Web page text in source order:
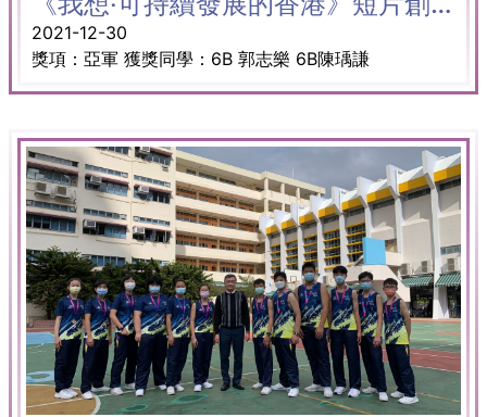
2021-12-30
獎項：亞軍 獲獎同學：6B 郭志樂 6B陳瑀謙